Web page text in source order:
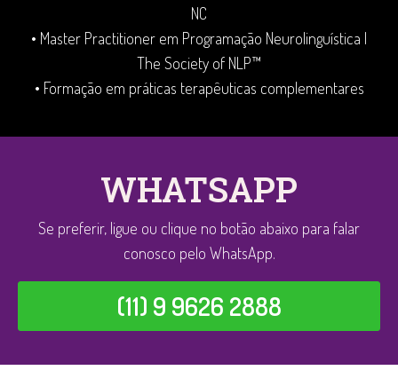
NC
• Master Practitioner em Programação Neurolinguística |
The Society of NLP™
• Formação em práticas terapêuticas complementares
WHATSAPP
Se preferir, ligue ou clique no botão abaixo para falar
conosco pelo WhatsApp.
(11) 9 9626 2888